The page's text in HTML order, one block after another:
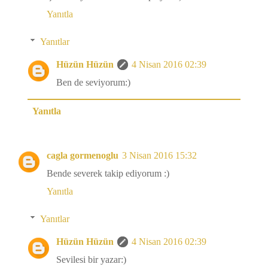
Yanıtla
Yanıtlar
Hüzün Hüzün
4 Nisan 2016 02:39
Ben de seviyorum:)
Yanıtla
cagla gormenoglu 3 Nisan 2016 15:32
Bende severek takip ediyorum :)
Yanıtla
Yanıtlar
Hüzün Hüzün
4 Nisan 2016 02:39
Sevilesi bir yazar:)